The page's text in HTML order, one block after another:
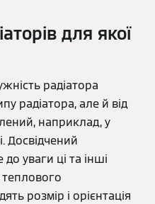
для якої
радіатора
радіатора, але й від
наприклад, у
Досвідчений
уваги ці та інші
розмір і орієнтація